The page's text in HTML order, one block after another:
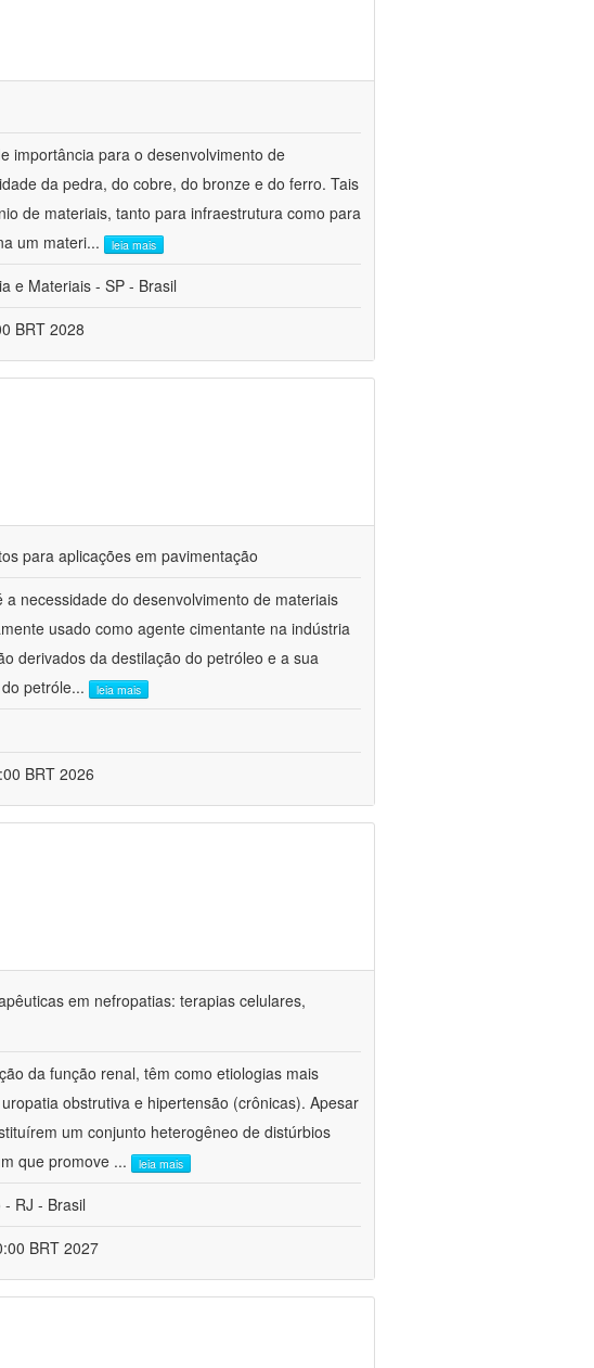
importância para o desenvolvimento de
da pedra, do cobre, do bronze e do ferro. Tais
de materiais, tanto para infraestrutura como para
um materi... leia mais
e Materiais - SP - Brasil
BRT 2028
para aplicações em pavimentação
necessidade do desenvolvimento de materiais
usado como agente cimentante na indústria
derivados da destilação do petróleo e a sua
petróle... leia mais
BRT 2026
em nefropatias: terapias celulares,
da função renal, têm como etiologias mais
obstrutiva e hipertensão (crônicas). Apesar
um conjunto heterogêneo de distúrbios
que promove ... leia mais
RJ - Brasil
BRT 2027